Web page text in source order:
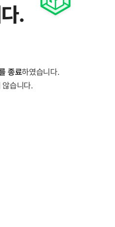
.
종료하였습니다.
않습니다.